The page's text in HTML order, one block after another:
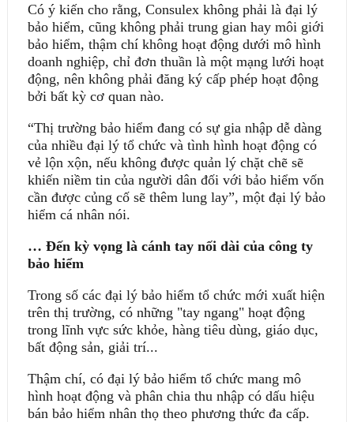
Có ý kiến cho rằng, Consulex không phải là đại lý
bảo hiểm, cũng không phải trung gian hay môi giới
bảo hiểm, thậm chí không hoạt động dưới mô hình
doanh nghiệp, chỉ đơn thuần là một mạng lưới hoạt
động, nên không phải đăng ký cấp phép hoạt động
bởi bất kỳ cơ quan nào.
“Thị trường bảo hiểm đang có sự gia nhập dễ dàng
của nhiều đại lý tổ chức và tình hình hoạt động có
vẻ lộn xộn, nếu không được quản lý chặt chẽ sẽ
khiến niềm tin của người dân đối với bảo hiểm vốn
cần được củng cố sẽ thêm lung lay”, một đại lý bảo
hiểm cá nhân nói.
… Đến kỳ vọng là cánh tay nối dài của công ty
bảo hiểm
Trong số các đại lý bảo hiểm tổ chức mới xuất hiện
trên thị trường, có những "tay ngang" hoạt động
trong lĩnh vực sức khỏe, hàng tiêu dùng, giáo dục,
bất động sản, giải trí...
Thậm chí, có đại lý bảo hiểm tổ chức mang mô
hình hoạt động và phân chia thu nhập có dấu hiệu
bán bảo hiểm nhân thọ theo phương thức đa cấp.